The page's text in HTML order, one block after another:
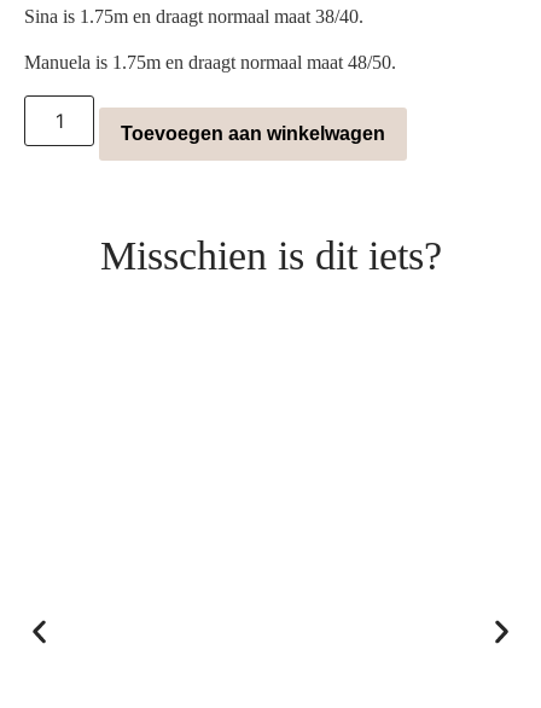
Sina is 1.75m en draagt normaal maat 38/40.
Manuela is 1.75m en draagt normaal maat 48/50.
Toevoegen aan winkelwagen
Misschien is dit iets?